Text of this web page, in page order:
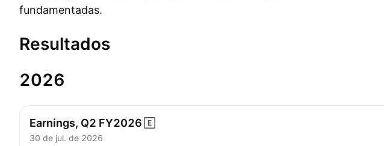
fundamentadas.
Resultados
2026
Earnings, Q2 FY2026
30 de jul. de 2026